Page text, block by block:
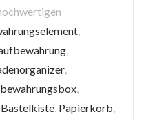
Bastelkiste Papierkorb